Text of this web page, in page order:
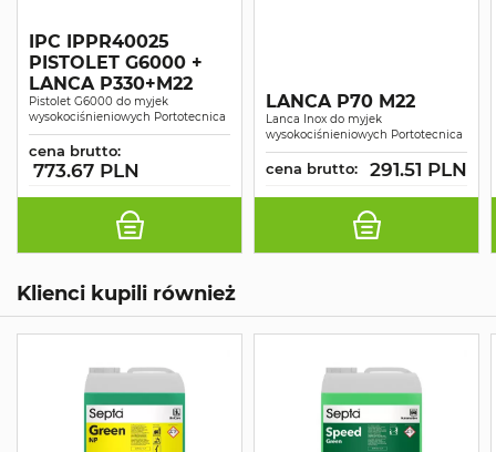
IPC IPPR40025
PISTOLET G6000 +
LANCA P330+M22
Pistolet G6000 do myjek
wysokociśnieniowych Portotecnica
cena brutto:
773.67 PLN
LANCA P70 M22
Lanca Inox do myjek
wysokociśnieniowych Portotecnica
cena brutto: 291.51 PLN
Klienci kupili również